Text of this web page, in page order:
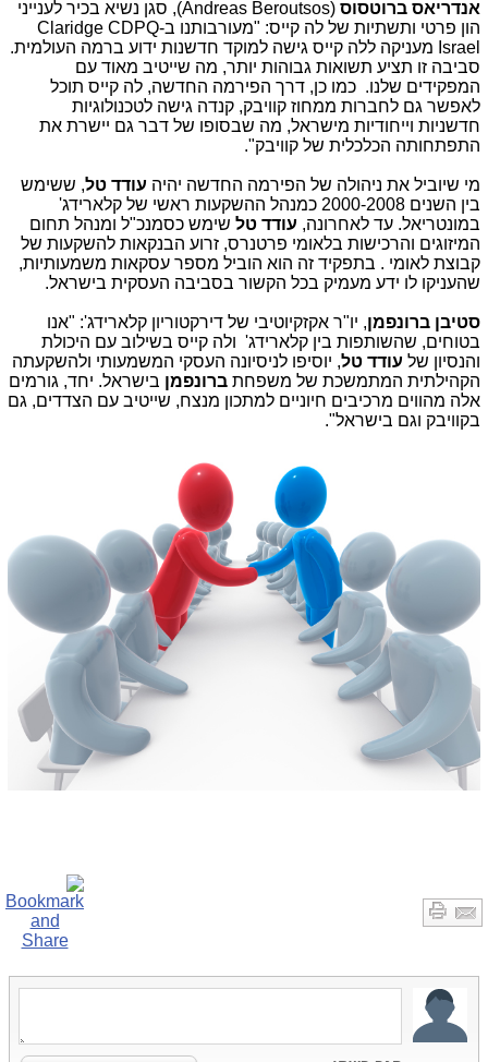
אנדריאס ברוטסוס (
Andreas Beroutsos), סגן נשיא בכיר לענייני
הון פרטי ותשתיות של לה קייס: "מעורבותנו ב-Claridge CDPQ
Israel מעניקה ללה קייס גישה למוקד חדשנות ידוע ברמה העולמית.
סביבה זו תציע תשואות גבוהות יותר, מה שייטיב מאוד עם
המפקידים שלנו. כמו כן, דרך הפירמה החדשה, לה קייס תוכל
לאפשר גם לחברות ממחוז קוויבק, קנדה גישה לטכנולוגיות
חדשניות וייחודיות מישראל, מה שבסופו של דבר גם יישרת את
התפתחותה הכלכלית של קוויבק".
מי שיוביל את ניהולה של הפירמה החדשה יהיה עודד טל, ששימש
בין השנים 2000-2008 כמנהל ההשקעות ראשי של קלארידג'
במונטריאל. עד לאחרונה, עודד טל שימש כסמנכ"ל ומנהל תחום
המיזוגים והרכישות בלאומי פרטנרס, זרוע הבנקאות להשקעות של
קבוצת לאומי . בתפקיד זה הוא הוביל מספר עסקאות משמעותיות,
שהעניקו לו ידע מעמיק בכל הקשור בסביבה העסקית בישראל.
סטיבן ברונפמן, יו"ר אקזקיוטיבי של דירקטוריון קלארידג': "אנו
בטוחים, שהשותפות בין קלארידג' ולה קייס בשילוב עם היכולת
והנסיון של עודד טל, יוסיפו לניסיונה העסקי המשמעותי ולהשקעתה
הקהילתית המתמשכת של משפחת ברונפמן בישראל. יחד, גורמים
אלה מהווים מרכיבים חיוניים למתכון מנצח, שייטיב עם הצדדים, גם
בקוויבק וגם בישראל".